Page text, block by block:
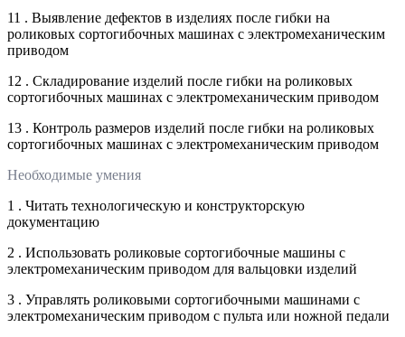
11 . Выявление дефектов в изделиях после гибки на
роликовых сортогибочных машинах с электромеханическим
приводом
12 . Складирование изделий после гибки на роликовых
сортогибочных машинах с электромеханическим приводом
13 . Контроль размеров изделий после гибки на роликовых
сортогибочных машинах с электромеханическим приводом
Необходимые умения
1 . Читать технологическую и конструкторскую
документацию
2 . Использовать роликовые сортогибочные машины с
электромеханическим приводом для вальцовки изделий
3 . Управлять роликовыми сортогибочными машинами с
электромеханическим приводом с пульта или ножной педали